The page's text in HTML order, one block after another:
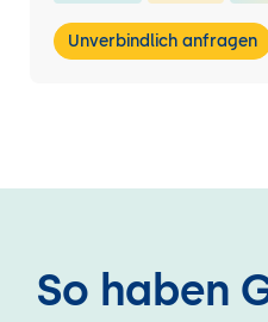
Unverbindlich anfragen
So haben